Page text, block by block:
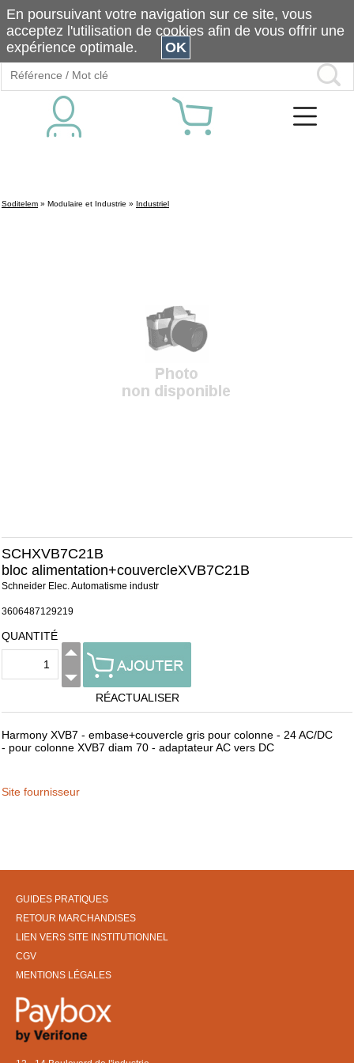
Soditelem » Modulaire et Industrie » Industriel
SCHXVB7C21B
bloc alimentation+couvercleXVB7C21B
Schneider Elec. Automatisme industr
3606487129219
QUANTITÉ
RÉACTUALISER
Harmony XVB7 - embase+couvercle gris pour colonne - 24 AC/DC
- pour colonne XVB7 diam 70 - adaptateur AC vers DC
Site fournisseur
GUIDES PRATIQUES
RETOUR MARCHANDISES
LIEN VERS SITE INSTITUTIONNEL
CGV
MENTIONS LÉGALES
En poursuivant votre navigation sur ce site, vous
acceptez l'utilisation de cookies afin de vous offrir une
expérience optimale.
OK